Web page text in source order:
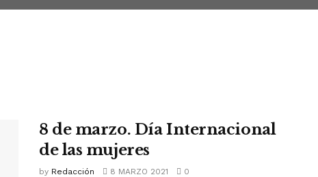
8 de marzo. Día Internacional
de las mujeres
by Redacción 8 MARZO 2021 0